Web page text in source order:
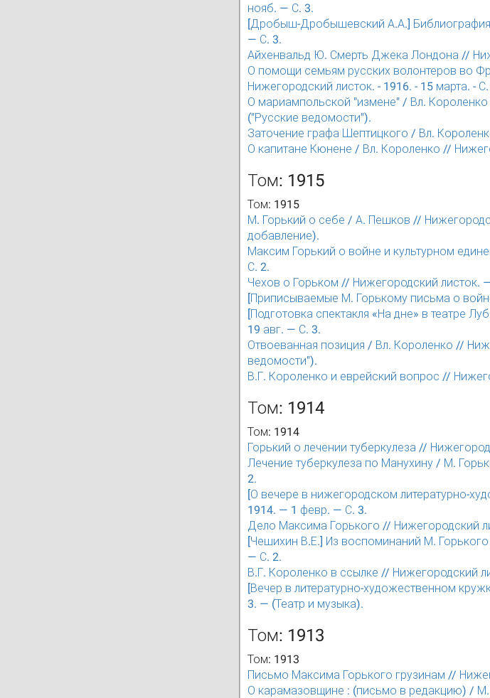
нояб. — С. 3.
[Дробыш-Дробышевский А.А.]
— С. 3.
Айхенвальд Ю. Смерть Джека Лондона //
О помощи семьям русских волонтеров во
Нижегородский листок. - 1916. - 15 марта. - С.
О мариампольской "измене" / Вл. Короленко
("Русские ведомости").
Заточение графа Шептицкого / Вл.
О капитане Кюнене / Вл. Короленко //
Том: 1915
Том: 1915
М. Горький о себе / А. Пешков //
добавление).
Максим Горький о войне и культурном
С. 2.
Чехов о Горьком // Нижегородский листок.
[Приписываемые М. Горькому письма о
[Подготовка спектакля «На дне» в театре
19 авг. — С. 3.
Отвоеванная позиция / Вл. Короленко //
ведомости").
В.Г. Короленко и еврейский вопрос //
Том: 1914
Том: 1914
Горький о лечении туберкулеза //
Лечение туберкулеза по Манухину / М.
2.
[О вечере в нижегородском литературно-
1914. — 1 февр. — С. 3.
Дело Максима Горького // Нижегородский
[Чешихин В.Е.] Из воспоминаний М.
— С. 2.
В.Г. Короленко в ссылке // Нижегородский
[Вечер в литературно-художественном
3. — (Театр и музыка).
Том: 1913
Том: 1913
Письмо Максима Горького грузинам //
О карамазовщине : (письмо в редакцию) /